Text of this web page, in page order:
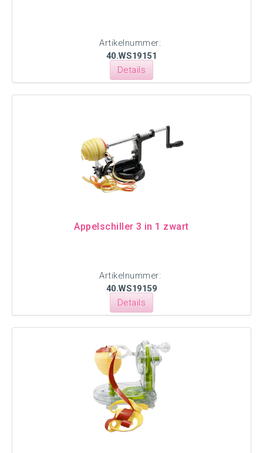
Artikelnummer:
40.WS19151
Details
Appelschiller 3 in 1 zwart
Artikelnummer:
40.WS19159
Details